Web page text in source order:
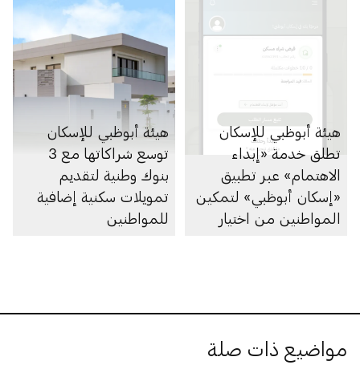
هيئة أبوظبي للإسكان
تطلق خدمة «إبداء
الاهتمام» عبر تطبيق
«إسكان أبوظبي» لتمكين
المواطنين من اختيار
هيئة أبوظبي للإسكان
توسع شراكاتها مع 3
بنوك وطنية لتقديم
تمويلات سكنية إضافية
للمواطنين
مواضيع ذات صلة